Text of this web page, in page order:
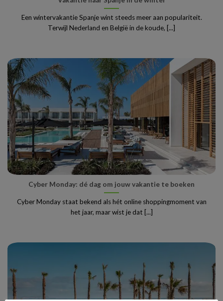
Een wintervakantie Spanje wint steeds meer aan populariteit.
Terwijl Nederland en België in de koude, [...]
Cyber Monday: dé dag om jouw vakantie te boeken
Cyber Monday staat bekend als hét online shoppingmoment van
het jaar, maar wist je dat [...]